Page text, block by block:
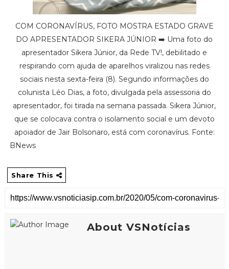
COM CORONAVÍRUS, FOTO MOSTRA ESTADO GRAVE
DO APRESENTADOR SIKERA JÚNIOR ➡️ Uma foto do
apresentador Sikera Júnior, da Rede TV!, debilitado e
respirando com ajuda de aparelhos viralizou nas redes
sociais nesta sexta-feira (8). Segundo informações do
colunista Léo Dias, a foto, divulgada pela assessoria do
apresentador, foi tirada na semana passada. Sikera Júnior,
que se colocava contra o isolamento social e um devoto
apoiador de Jair Bolsonaro, está com coronavírus. Fonte:
BNews
Share This
About VSNotícias